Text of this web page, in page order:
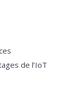
de l’IoT